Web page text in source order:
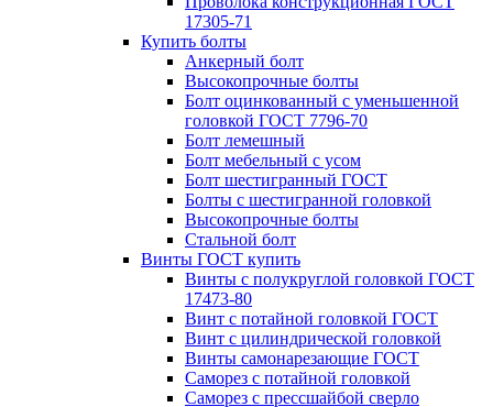
17305-71
Купить болты
Анкерный болт
Высокопрочные болты
Болт оцинкованный с уменьшенной
головкой ГОСТ 7796-70
Болт лемешный
Болт мебельный с усом
Болт шестигранный ГОСТ
Болты с шестигранной головкой
Высокопрочные болты
Стальной болт
Винты ГОСТ купить
Винты с полукруглой головкой ГОСТ
17473-80
Винт с потайной головкой ГОСТ
Винт с цилиндрической головкой
Винты самонарезающие ГОСТ
Саморез с потайной головкой
Саморез с прессшайбой сверло